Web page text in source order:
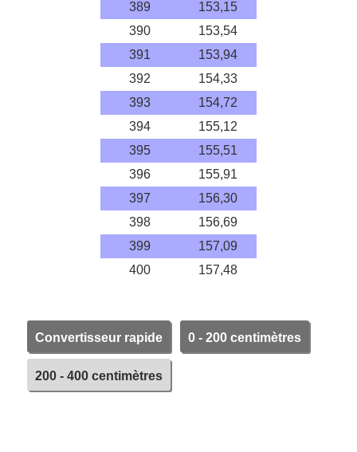
389
153,15
390
153,54
391
153,94
392
154,33
393
154,72
394
155,12
395
155,51
396
155,91
397
156,30
398
156,69
399
157,09
400
157,48
Convertisseur rapide 0 - 200 centimètres
200 - 400 centimètres